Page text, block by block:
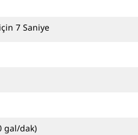
7 Saniye
gal/dak)